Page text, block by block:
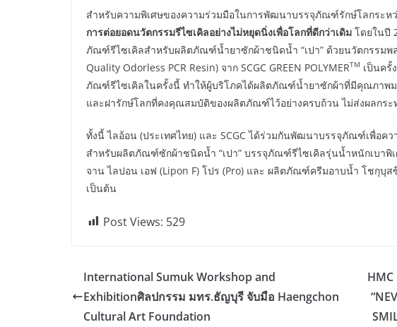
สำหรับความพิเศษของความร่วมมือในการพัฒนาบรรจุภัณฑ์รักษ์โลกระหว่
การต่อยอดนวัตกรรมรีไซเคิลอย่างไม่หยุดนิ่งเพื่อโลกที่ดีกว่าเดิม โดยในปี
ภัณฑ์รีไซเคิลสำหรับผลิตภัณฑ์น้ำยาซักผ้าชนิดน้ำ “เปา” ด้วยนวัตกรรม
Quality Odorless PCR Resin) จาก SCGC GREEN POLYMERTM เป็นครั้
ภัณฑ์รีไซเคิลในครั้งนี้ ทำให้ผู้บริโภคได้ผลิตภัณฑ์น้ำยาซักผ้าที่มีคุณภาพ
และฝารักษ์โลกที่คงคุณสมบัติของผลิตภัณฑ์ไว้อย่างครบถ้วน ไม่ส่งผลก
ทั้งนี้ ไลอ้อน (ประเทศไทย) และ SCGC ได้ร่วมกันพัฒนาบรรจุภัณฑ์เพื่อค
สำหรับผลิตภัณฑ์ซักผ้าชนิดน้ำ “เปา” บรรจุภัณฑ์รีไซเคิลรุ่นน้ำหนักเบา
จาน ไลปอน เอฟ (Lipon F) โปร (Pro) และ ผลิตภัณฑ์ครีมอาบน้ำ โชกุบุ
เป็นต้น
Post Views: 529
International Sumuk Workshop and
Exhibitionศิลปกรรม มทร.ธัญบุรี จับมือ Haengchon
Cultural Art Foundation